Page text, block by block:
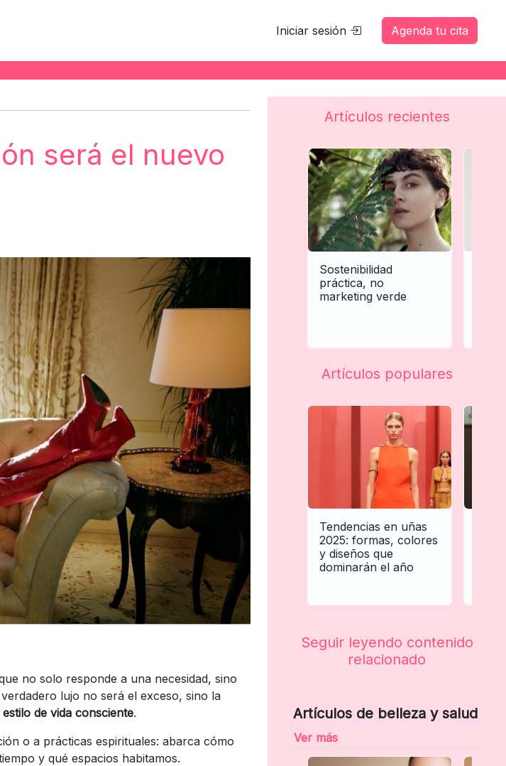
Iniciar sesión Agenda tu cita
será el nuevo
no solo responde a una necesidad, sino
lujo no será el exceso, sino la
estilo de vida consciente.
o a prácticas espirituales: abarca cómo
y qué espacios habitamos.
Artículos recientes
Sostenibilidad
práctica, no
marketing verde
Artículos populares
Tendencias en uñas
2025: formas, colores
y diseños que
dominarán el año
Seguir leyendo contenido
relacionado
Artículos de belleza y salud
Ver más